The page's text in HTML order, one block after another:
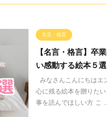
名言・格言
【名言・格言】卒
い感動する絵本５
みなさんこんにちはエ
心に残る絵本を贈りた
事を読んでほしい方 こ